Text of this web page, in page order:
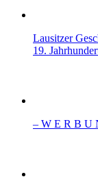
Lausitzer
19.
– W Ε R Β U